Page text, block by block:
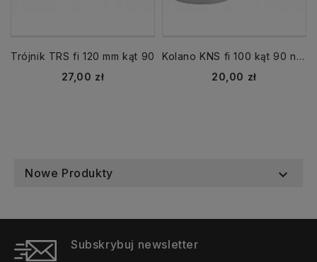
Trójnik TRS fi 120 mm kąt 90
Cena
27,00 zł
Kolano KNS fi 100 kąt 90 nastawne regulowane ocynk
Cena
20,00 zł
Nowe Produkty 
Subskrybuj newsletter